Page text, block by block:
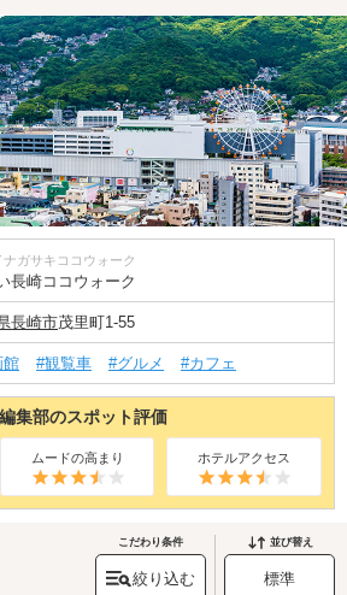
ナガサキココウォーク
長崎ココウォーク
長崎市茂里町1-55
館 #観覧車 #グルメ #カフェ
編集部のスポット評価
ムードの高まり ホテルアクセス
こだわり条件
絞り込む
並び替え
標準